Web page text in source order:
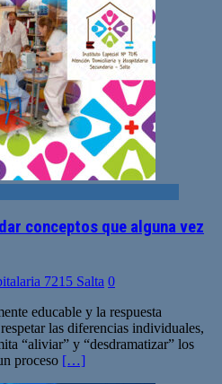
conceptos que alguna vez
7215 Salta 0
educable y la respuesta
las diferencias individuales,
“aliviar” y “desdramatizar” los
proceso […]